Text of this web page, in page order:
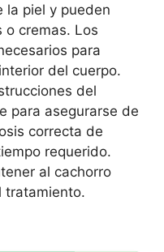
la piel y pueden
o cremas. Los
para
del cuerpo.
del
para asegurarse de
correcta de
requerido.
al cachorro
tratamiento.